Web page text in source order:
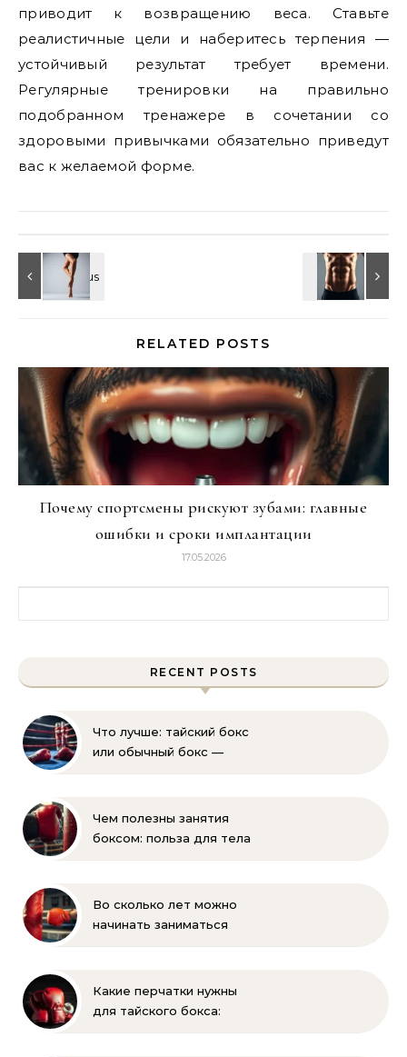
приводит к возвращению веса. Ставьте
реалистичные цели и наберитесь терпения —
устойчивый результат требует времени.
Регулярные тренировки на правильно
подобранном тренажере в сочетании со
здоровыми привычками обязательно приведут
вас к желаемой форме.
RELATED POSTS
Почему спортсмены рискуют зубами: главные
ошибки и сроки имплантации
17.05.2026
RECENT POSTS
Что лучше: тайский бокс
или обычный бокс —
Чем полезны занятия
боксом: польза для тела
Во сколько лет можно
начинать заниматься
советы тренеров
Какие перчатки нужны
для тайского бокса: